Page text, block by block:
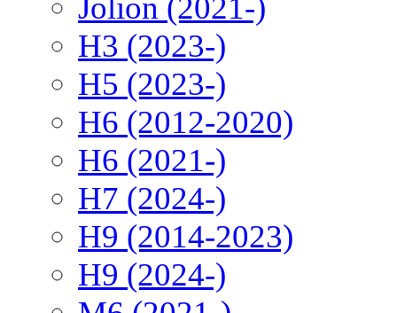
Jolion (2021-)
H3 (2023-)
H5 (2023-)
H6 (2012-2020)
H6 (2021-)
H7 (2024-)
H9 (2014-2023)
H9 (2024-)